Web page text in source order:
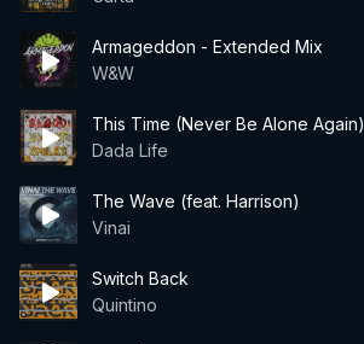
Armageddon - Extended Mix
W&W
This Time (Never Be Alone Again)
Dada Life
The Wave (feat. Harrison)
Vinai
Switch Back
Quintino